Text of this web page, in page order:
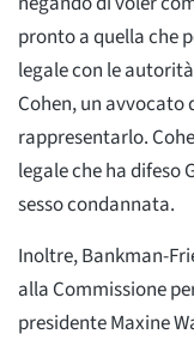
pronto a quella che
legale con le
Cohen, un avvocato
rappresentarlo.
legale che ha difeso
sesso condannata.
Inoltre, Bankman-
alla Commissione
presidente Maxine